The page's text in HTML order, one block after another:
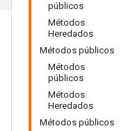
públicos
Métodos
Heredados
Métodos públicos
Métodos
públicos
Métodos
Heredados
Métodos públicos